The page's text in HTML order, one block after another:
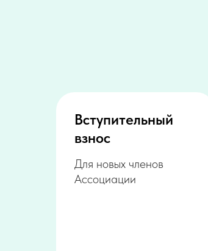
Вступительный
взнос
Для новых членов
Ассоциации